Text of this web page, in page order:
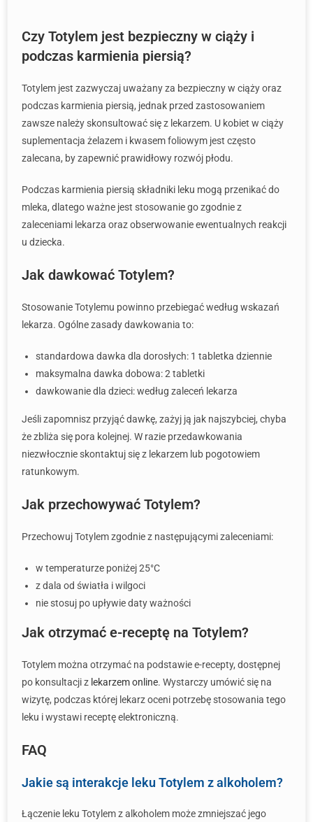
Czy Totylem jest bezpieczny w ciąży i
podczas karmienia piersią?
Totylem jest zazwyczaj uważany za bezpieczny w ciąży oraz
podczas karmienia piersią, jednak przed zastosowaniem
zawsze należy skonsultować się z lekarzem. U kobiet w ciąży
suplementacja żelazem i kwasem foliowym jest często
zalecana, by zapewnić prawidłowy rozwój płodu.
Podczas karmienia piersią składniki leku mogą przenikać do
mleka, dlatego ważne jest stosowanie go zgodnie z
zaleceniami lekarza oraz obserwowanie ewentualnych reakcji
u dziecka.
Jak dawkować Totylem?
Stosowanie Totylemu powinno przebiegać według wskazań
lekarza. Ogólne zasady dawkowania to:
standardowa dawka dla dorosłych: 1 tabletka dziennie
maksymalna dawka dobowa: 2 tabletki
dawkowanie dla dzieci: według zaleceń lekarza
Jeśli zapomnisz przyjąć dawkę, zażyj ją jak najszybciej, chyba
że zbliża się pora kolejnej. W razie przedawkowania
niezwłocznie skontaktuj się z lekarzem lub pogotowiem
ratunkowym.
Jak przechowywać Totylem?
Przechowuj Totylem zgodnie z następującymi zaleceniami:
w temperaturze poniżej 25°C
z dala od światła i wilgoci
nie stosuj po upływie daty ważności
Jak otrzymać e-receptę na Totylem?
Totylem można otrzymać na podstawie e-recepty, dostępnej
po konsultacji z lekarzem online. Wystarczy umówić się na
wizytę, podczas której lekarz oceni potrzebę stosowania tego
leku i wystawi receptę elektroniczną.
FAQ
Jakie są interakcje leku Totylem z alkoholem?
Łączenie leku Totylem z alkoholem może zmniejszać jego